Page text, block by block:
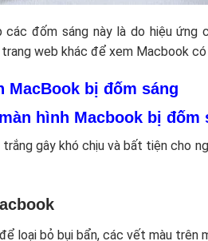
các đốm sáng này là do hiệu
web khác để xem Macbook
MacBook bị đốm sáng
hình Macbook bị đốm
gây khó chịu và bất tiện cho
loại bỏ bụi bẩn, các vết màu trên